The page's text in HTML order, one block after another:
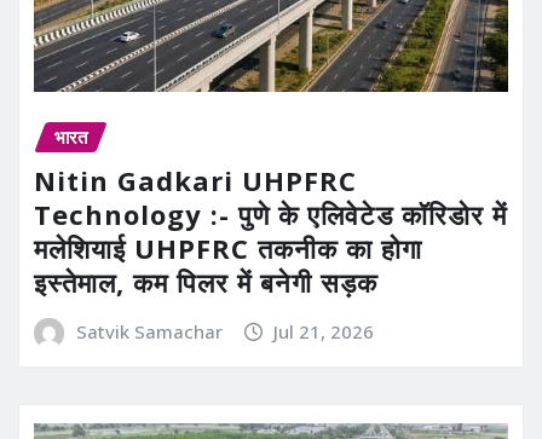
भारत
Nitin Gadkari UHPFRC
Technology :- पुणे के एलिवेटेड कॉरिडोर में
मलेशियाई UHPFRC तकनीक का होगा
इस्तेमाल, कम पिलर में बनेगी सड़क
Satvik Samachar Jul 21, 2026